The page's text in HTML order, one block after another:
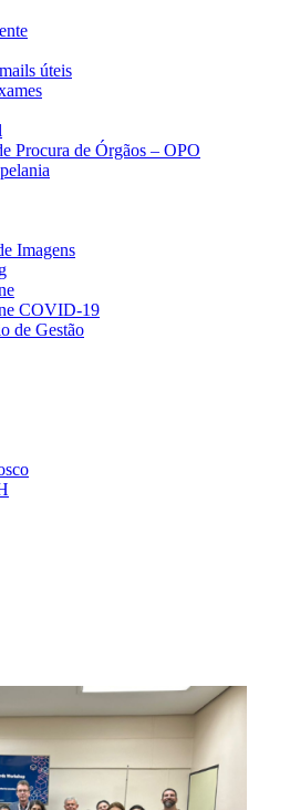
úteis
Procura de Órgãos – OPO
Imagens
COVID-19
de Gestão